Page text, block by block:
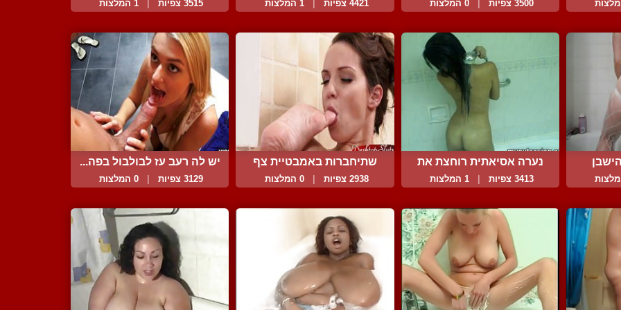
3500 צפיות 0 המלצות 4421 צפיות 1 המלצות 3515 צפיות 1 המלצות
נערה אסיאתית רוחצת את
עצ...
3413 צפיות 1 המלצות
שתיחברות באמבטיית צף
מפנ...
2938 צפיות 0 המלצות
יש לה רעב עז לבולבול בפה...
3129 צפיות 0 המלצות